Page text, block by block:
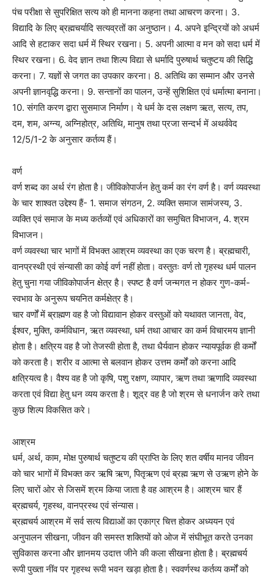
पंच परीक्षा से सुपरिक्षित सत्य को ही मानना कहना तथा आचरण करना। 3.
विद्यादि के लिए ब्रह्मचर्यादि सत्यव्रतों का अनुष्ठान। 4. अपने इन्द्रियों को अधर्म
आदि से हटाकर सदा धर्म में स्थिर रखना। 5. अपनी आत्मा व मन को सदा धर्म में
स्थिर रखना। 6. वेद ज्ञान तथा शिल्प विद्या से धर्मादि पुरुषार्थ चतुष्टय की सिद्धि
करना। 7. यज्ञों से जगत का उपकार करना। 8. अतिथि का सम्मान और उनसे
अपनी ज्ञानवृद्धि करना। 9. सन्तानों का पालन, उन्हें सुशिक्षित एवं धर्मात्मा बनाना।
10. संगति करण द्वारा सुसमाज निर्माण। ये धर्म के दस लक्षण ऋत, सत्य, तप,
दम, शम, अग्न्य, अग्निहोत्र, अतिथि, मानुष तथा प्रजा सन्दर्भ में अथर्ववेद
12/5/1-2 के अनुसार कर्तव्य हैं।
वर्ण
वर्ण शब्द का अर्थ रंग होता है। जीविकोपार्जन हेतु कर्म का रंग वर्ण है। वर्ण व्यवस्था
के चार शाश्वत उद्देश्य हैं- 1. समाज संगठन, 2. व्यक्ति समाज सामंजस्य, 3.
व्यक्ति एवं समाज के मध्य कर्तव्यों एवं अधिकारों का समुचित विभाजन, 4. श्रम
विभाजन।
वर्ण व्यवस्था चार भागों में विभक्त आश्रम व्यवस्था का एक चरण है। ब्रह्मचारी,
वानप्रस्थी एवं संन्यासी का कोई वर्ण नहीं होता। वस्तुतः वर्ण तो गृहस्थ धर्म पालन
हेतु चुना गया जीविकोपार्जन क्षेत्र है। स्पष्ट है वर्ण जन्मगत न होकर गुण-कर्म-
स्वभाव के अनुरूप चयनित कर्मक्षेत्र है।
चार वर्णों में ब्राह्मण वह है जो विद्यावान होकर वस्तुओं को यथावत जानता, वेद,
ईश्वर, मुक्ति, कर्मविधान, ऋत व्यवस्था, धर्म तथा आचार का कर्म विचारमय ज्ञानी
होता है। क्षत्रिय वह है जो तेजस्वी होता है, तथा धैर्यवान होकर न्यायपूर्वक ही कर्मों
को करता है। शरीर व आत्मा से बलवान होकर उत्तम कर्मों को करना आदि
क्षत्रियत्व है। वैश्य वह है जो कृषि, पशु रक्षण, व्यापार, ऋण तथा ऋणादि व्यवस्था
करता एवं विद्या हेतु धन व्यय करता है। शूद्र वह है जो श्रम से धनार्जन करे तथा
कुछ शिल्प विकसित करे।
आश्रम
धर्म, अर्थ, काम, मोक्ष पुरुषार्थ चतुष्टय की प्राप्ति के लिए शत वर्षीय मानव जीवन
को चार भागों में विभक्त कर ऋषि ऋण, पितृऋण एवं ब्रह्म ऋण से उऋण होने के
लिए चारों ओर से जिसमें श्रम किया जाता है वह आश्रम है। आश्रम चार हैं
ब्रह्मचर्य, गृहस्थ, वानप्रस्थ एवं संन्यास।
ब्रह्मचर्य आश्रम में सर्व सत्य विद्याओं का एकाग्र चित्त होकर अध्ययन एवं
अनुपालन सीखना, जीवन की समस्त शक्तियों को ओज में संघीभूत करते उनका
सुविकास करना और ज्ञानमय उदात्त जीने की कला सीखना होता है। ब्रह्मचर्य
रूपी पुख्ता नींव पर गृहस्थ रूपी भवन खड़ा होता है। स्ववर्णस्थ कर्तव्य कर्मों को